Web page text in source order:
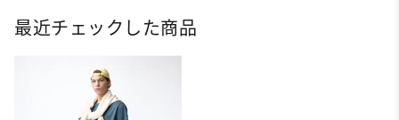
最近チェックした商品